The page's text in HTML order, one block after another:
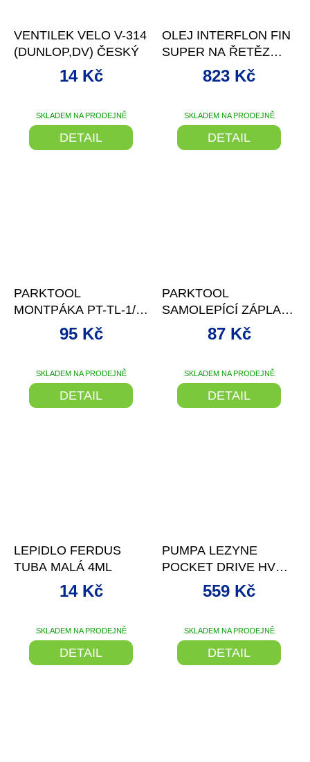
VENTILEK VELO V-314
(DUNLOP,DV) ČESKÝ
SKLADEM NA PRODEJNĚ
14 Kč
DETAIL
OLEJ INTERFLON FIN
SUPER NA ŘETĚZ
300ML, SPREJ
SKLADEM NA PRODEJNĚ
823 Kč
DETAIL
PARKTOOL
MONTPÁKA PT-TL-1/2
SKLADEM NA PRODEJNĚ
95 Kč
DETAIL
PARKTOOL
SAMOLEPÍCÍ ZÁPLATY
SKLADEM NA PRODEJNĚ
87 Kč
DETAIL
LEPIDLO FERDUS
TUBA MALÁ 4ML
SKLADEM NA PRODEJNĚ
14 Kč
DETAIL
PUMPA LEZYNE
POCKET DRIVE HV
BLACK HI GLOSS
SKLADEM NA PRODEJNĚ
559 Kč
DETAIL